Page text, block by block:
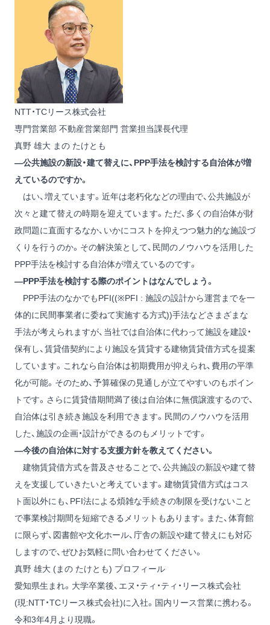
NTT・TCリース株式会社
専門営業部 不動産営業部門 営業担当課長代理
真野 雄大 まの たけとも
―公共施設の新設・建て替えに、PPP手法を検討する自治体が増
えているのですか。
はい、増えています。近年は老朽化などの理由で、公共施設が
次々と建て替えの時期を迎えています。ただ、多くの自治体が財
政問題に直面するなか、いかにコストを抑えつつ魅力的な施設づ
くりを行うのか。その解決策として、民間のノウハウを活用した
PPP手法を検討する自治体が増えているのです。
―PPP手法を検討する際のポイントはなんでしょう。
PPP手法のなかでもPFI((※PFI : 施設の設計から運営までを一
体的に民間事業者に委ねて実施する方式))手法などさまざまな
手法が考えられますが、当社では自治体に代わって施設を建設・
保有し、賃貸借契約により施設を賃貸する建物賃貸借方式を提案
しています。これなら自治体は初期費用が抑えられ、費用の平準
化が可能。そのため、予算確保の見通しが立てやすいのもポイン
トです。さらに賃貸借期間満了後は自治体に無償譲渡するので、
自治体は引き続き施設を利用できます。民間のノウハウを活用
した、施設の企画・設計ができるのもメリットです。
―今後の自治体に対する支援方針を教えてください。
建物賃貸借方式を普及させることで、公共施設の新設や建て替
えを支援していきたいと考えています。建物賃貸借方式はコス
ト面以外にも、PFI法による煩雑な手続きの制限を受けないこと
で事業検討期間を短縮できるメリットもあります。また、体育館
に限らず、図書館や文化ホール、庁舎の新設や建て替えにも対応
しますので、ぜひお気軽に問い合わせてください。
真野 雄大 (まの たけとも) プロフィール
愛知県生まれ。大学卒業後、エヌ・ティ・ティ・リース株式会社
(現:NTT・TCリース株式会社)に入社。国内リース営業に携わる。
令和3年4月より現職。